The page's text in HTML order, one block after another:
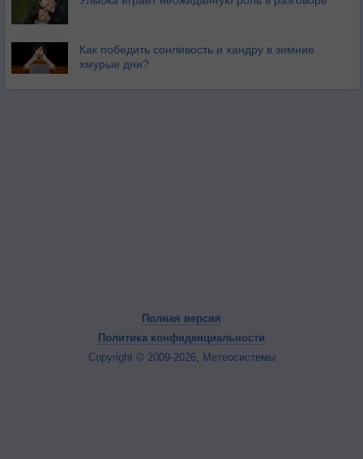
Как победить сонливость и хандру в зимние
хмурые дни?
Полная версия
Политика конфиденциальности
Copyright © 2009-2026, Метеосистемы